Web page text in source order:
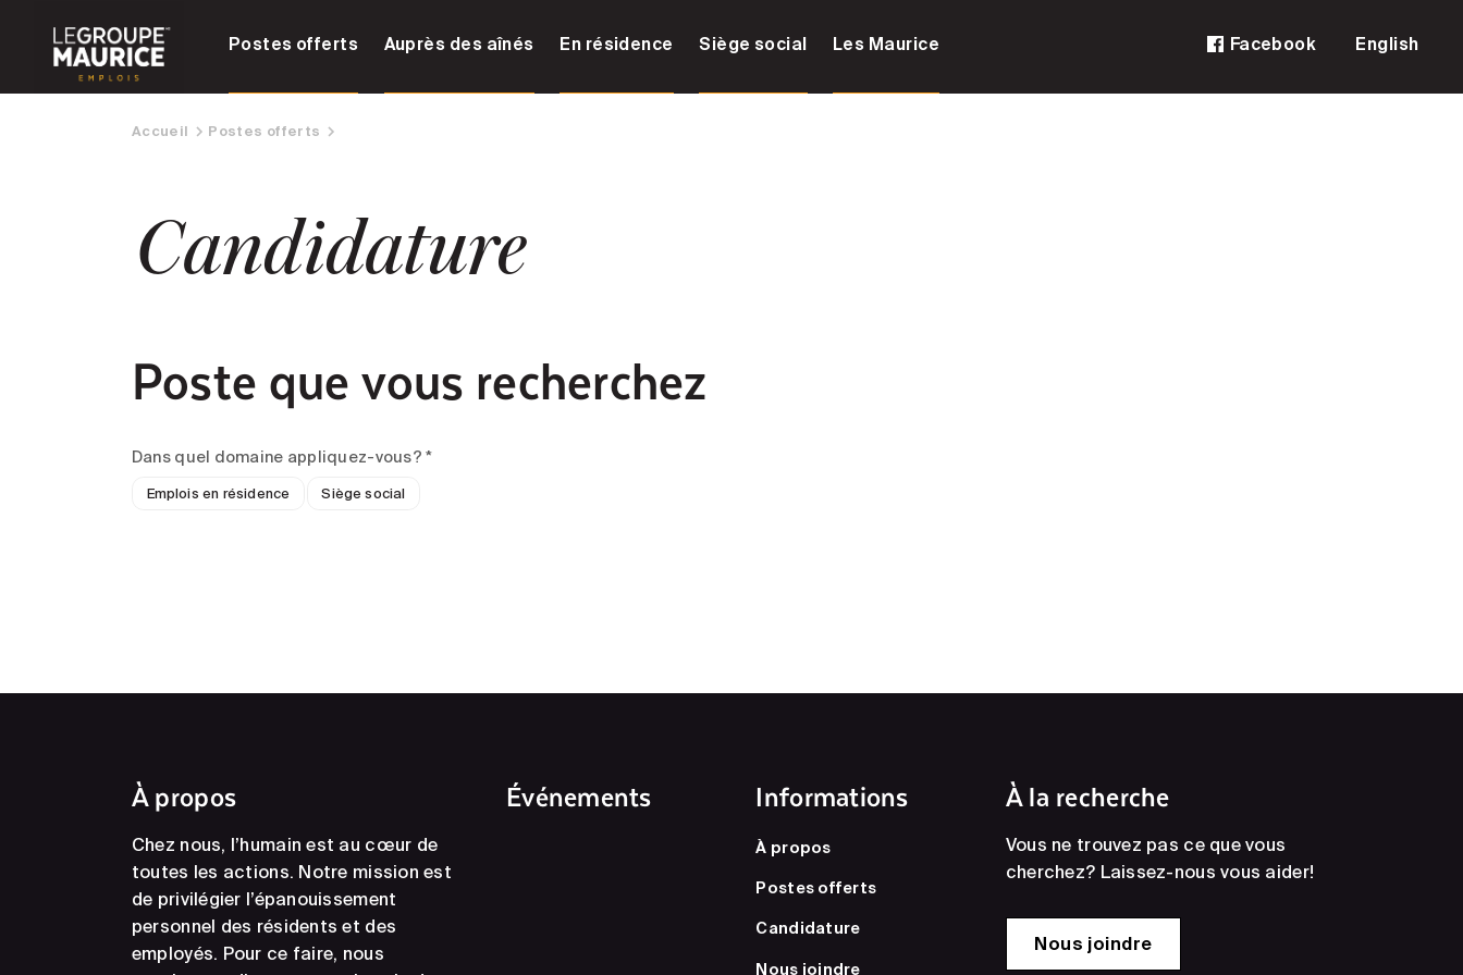
Postes offerts Auprès des aînés En résidence Siège social Les Maurice Facebook English
Accueil Postes offerts
Candidature
Poste que vous recherchez
Dans quel domaine appliquez-vous? *
Emplois en résidence Siège social
À propos
Chez nous, l’humain est au cœur de
toutes les actions. Notre mission est
de privilégier l’épanouissement
personnel des résidents et des
employés. Pour ce faire, nous
Événements Informations
À propos
Postes offerts
Candidature
Nous joindre
À la recherche
Vous ne trouvez pas ce que vous
cherchez? Laissez-nous vous aider!
Nous joindre